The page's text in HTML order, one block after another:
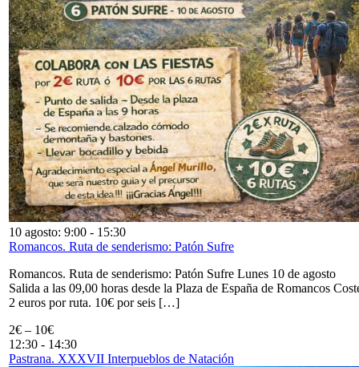
10 agosto: 9:00 - 15:30
Romancos. Ruta de senderismo: Patón Sufre
Romancos. Ruta de senderismo: Patón Sufre Lunes 10 de agosto
Salida a las 09,00 horas desde la Plaza de España de Romancos
2 euros por ruta. 10€ por seis […]
2€ – 10€
12:30 - 14:30
Pastrana. XXXVII Interpueblos de Natación